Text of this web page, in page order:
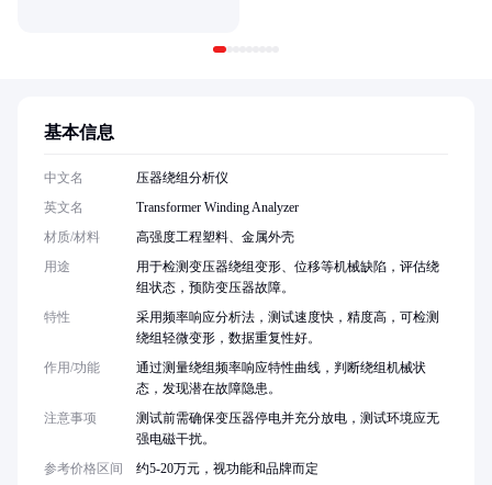
基本信息
中文名
压器绕组分析仪
英文名
Transformer Winding Analyzer
材质/材料
高强度工程塑料、金属外壳
用途
用于检测变压器绕组变形、位移等机械缺陷，评估绕
组状态，预防变压器故障。
特性
采用频率响应分析法，测试速度快，精度高，可检测
绕组轻微变形，数据重复性好。
作用/功能
通过测量绕组频率响应特性曲线，判断绕组机械状
态，发现潜在故障隐患。
注意事项
测试前需确保变压器停电并充分放电，测试环境应无
强电磁干扰。
参考价格区间
约5-20万元，视功能和品牌而定